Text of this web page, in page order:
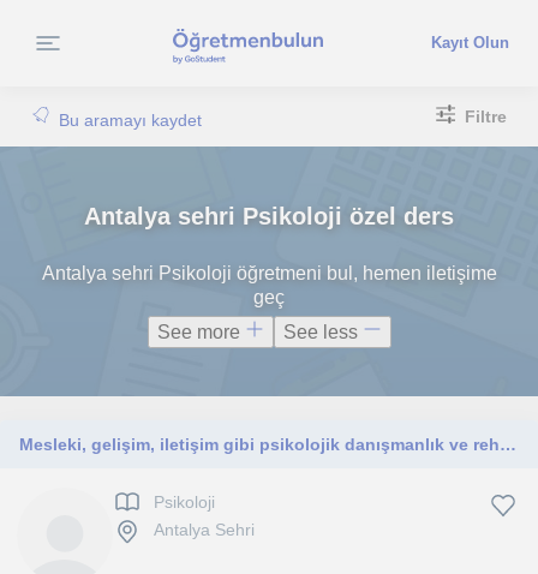
Kayıt Olun
Bu aramayı kaydet Filtre
Antalya sehri Psikoloji özel ders
Antalya sehri Psikoloji öğretmeni bul, hemen iletişime
geç
See more
See less
Mesleki, gelişim, iletişim gibi psikolojik danışmanlık ve rehberlik konularında yol arkadaşınız olmaktan mutluluk duyarım.
Psikoloji
Antalya Sehri